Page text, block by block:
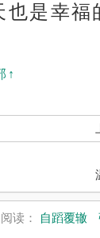
也是幸福
↑
读： 自蹈覆辙